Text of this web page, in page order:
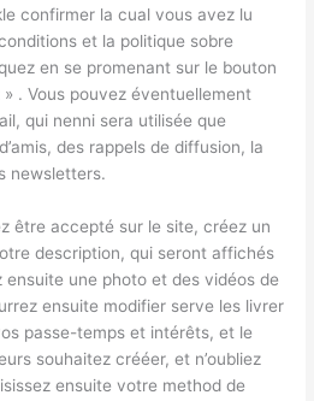
confirmer la cual vous avez lu
et la politique sobre
en se promenant sur le bouton
. Vous pouvez éventuellement
qui nenni sera utilisée que
des rappels de diffusion, la
newsletters.
être accepté sur le site, créez un
description, qui seront affichés
une photo et des vidéos de
ensuite modifier serve les livrer
passe-temps et intérêts, et le
souhaitez crééer, et n’oubliez
ensuite votre method de